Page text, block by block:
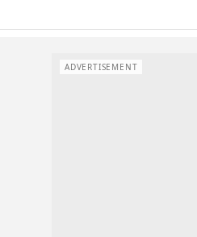
ADVERTISEMENT